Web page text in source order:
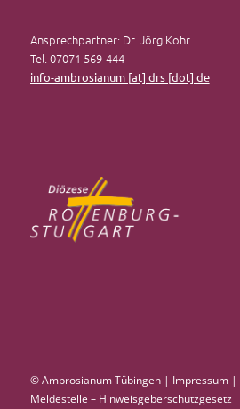
Ansprechpartner: Dr. Jörg Kohr
Tel. 07071 569-444
info-ambrosianum [at] drs [dot] de
© Ambrosianum Tübingen | Impressum|
Meldestelle – Hinweisgeberschutzgesetz